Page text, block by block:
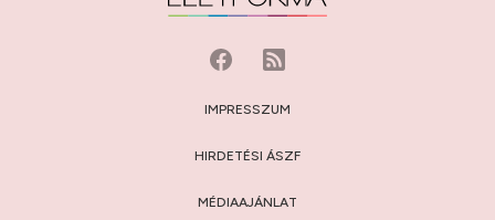
IMPRESSZUM
HIRDETÉSI ÁSZF
MÉDIAAJÁNLAT